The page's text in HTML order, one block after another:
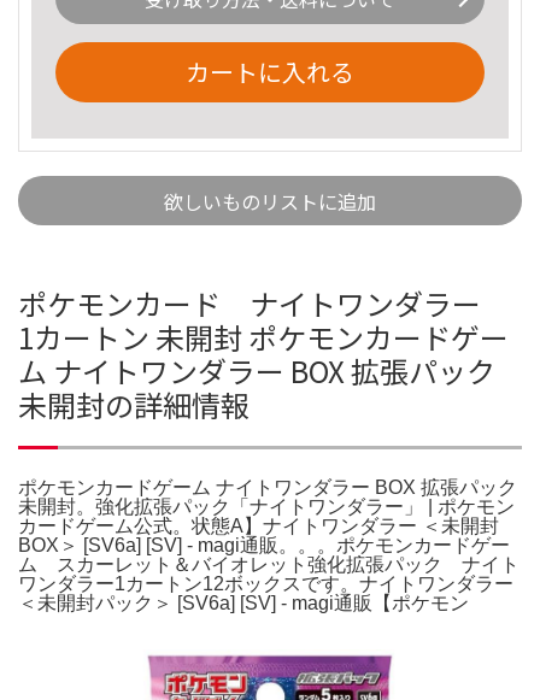
カートに入れる
欲しいものリストに追加
ポケモンカード ナイトワンダラー
1カートン 未開封 ポケモンカードゲー
ム ナイトワンダラー BOX 拡張パック
未開封の詳細情報
ポケモンカードゲーム ナイトワンダラー BOX 拡張パック
未開封。強化拡張パック「ナイトワンダラー」 | ポケモン
カードゲーム公式。状態A】ナイトワンダラー ＜未開封
BOX＞ [SV6a] [SV] - magi通販。。。ポケモンカードゲー
ム スカーレット＆バイオレット強化拡張パック ナイト
ワンダラー1カートン12ボックスです。ナイトワンダラー
＜未開封パック＞ [SV6a] [SV] - magi通販【ポケモン